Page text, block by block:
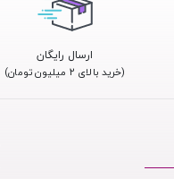
ارسال رایگان
(خرید بالای ۲ میلیون تومان)